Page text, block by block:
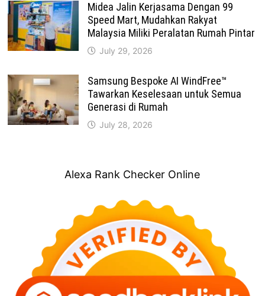
Midea Jalin Kerjasama Dengan 99
Speed Mart, Mudahkan Rakyat
Malaysia Miliki Peralatan Rumah Pintar
July 29, 2026
Samsung Bespoke AI WindFree™
Tawarkan Keselesaan untuk Semua
Generasi di Rumah
July 28, 2026
Alexa Rank Checker Online